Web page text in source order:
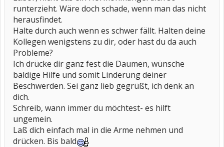
runterzieht. Wäre doch schade, wenn man das nicht
herausfindet.
Halte durch auch wenn es schwer fällt. Halten deine
Kollegen wenigstens zu dir, oder hast du da auch
Probleme?
Ich drücke dir ganz fest die Daumen, wünsche
baldige Hilfe und somit Linderung deiner
Beschwerden. Sei ganz lieb gegrüßt, ich denk an
dich.
Schreib, wann immer du möchtest- es hilft
ungemein.
Laß dich einfach mal in die Arme nehmen und
drücken. Bis bald